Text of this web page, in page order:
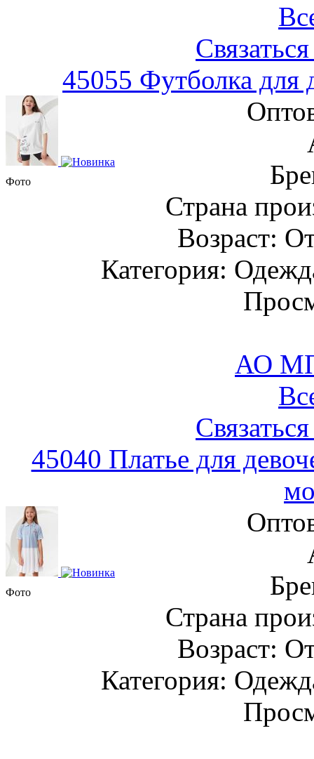
45055 Футболка для
Фото
Страна
Возраст:
Категория:
АО
45040 Платье для
Фото
Страна
Возраст:
Категория: